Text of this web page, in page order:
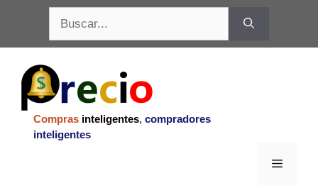
contenido
Compras inteligentes, compradores
inteligentes
Menu